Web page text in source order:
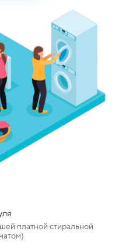
платной стиральной